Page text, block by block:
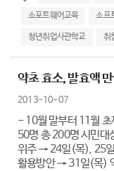
소포트웨어교육 소프
청년취업사관학교 취
약초 효소, 발효액
2013-10-07
- 10월 말부터 11월 초
50명 총 200명 시민대
위주 → 24일(목), 25
활용방안 → 31일(목)